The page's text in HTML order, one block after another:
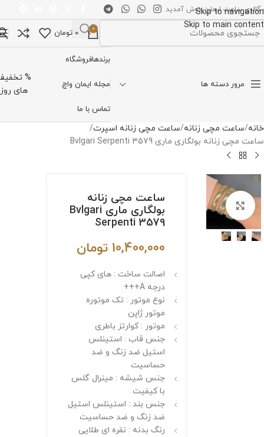
Skip to navigation
Skip to main content
گالری ساعت ایمان خوش آمدید
0
0 تومان
مرور دسته ها
برندهافروشگاه
مجله ایمان واچ
تماس با ما
%
های روز
خانه ساعت مچی زنانه ساعت مچی زنانه اسپرت
ساعت مچی زنانه بولگاری ماری Bvlgari Serpenti 3579
برای بزرگنمایی کلیک کنیدساعت مچی زنانه
بولگاری ماری Bvlgari
Serpenti 3579
10,400,000 تومان
اصالت ساخت : های کپی
درجه A+++
نوع موتور : تک موتوره
موتور ژاپن
موتور : کوارتز باطری
جنس قاب : استینلس
استیل ضد زنگ و ضد
حساسیت
جنس شیشه : مینرال گلس
با کیفیت
جنس بند : استینلس استیل
ضد زنگ و ضد حساسیت
رنگ بدنه : نقره ای طلایی